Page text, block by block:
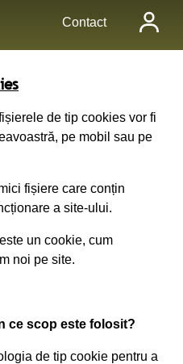
Contact
de tip cookies vor fi
pe mobil sau pe
fișiere care conțin
a site-ului.
un cookie, cum
noi pe site.
ce scop este folosit?
de tip cookie pentru a